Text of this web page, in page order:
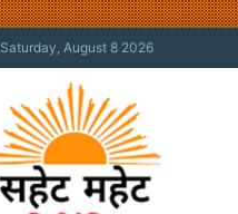
Saturday, August 8 2026